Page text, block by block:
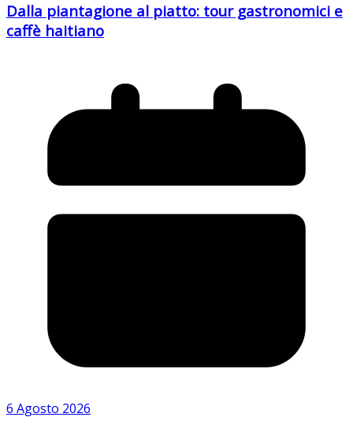
Dalla piantagione al piatto: tour gastronomici e
caffè haitiano
6 Agosto 2026